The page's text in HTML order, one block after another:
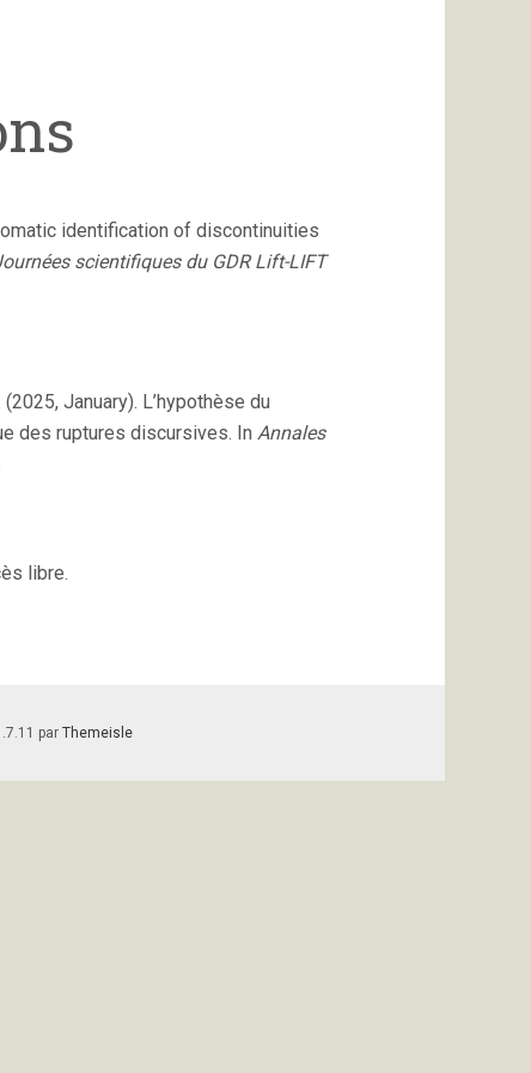
identification of discontinuities
scientifiques du GDR Lift-LIFT
January). L’hypothèse du
des ruptures discursives. In Annales
libre.
par Themeisle